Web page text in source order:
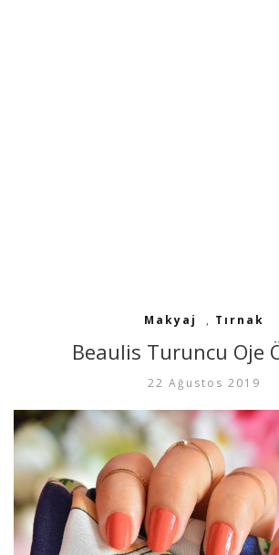
Makyaj , Tırnak
Beaulis Turuncu Oje
22 Ağustos 2019